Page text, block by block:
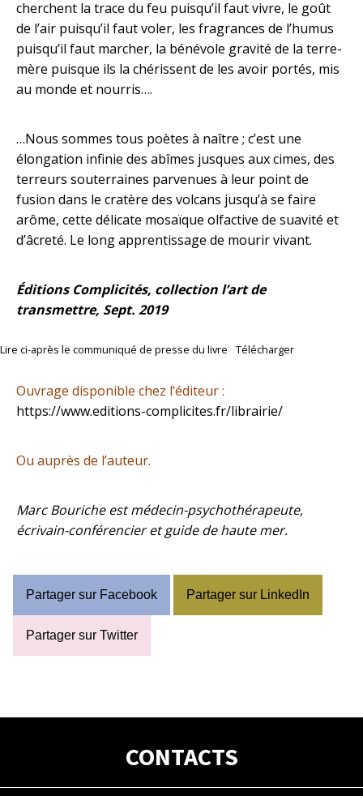
cherchent la trace du feu puisqu’il faut vivre, le goût
de l’air puisqu’il faut voler, les fragrances de l’humus
puisqu’il faut marcher, la bénévole gravité de la terre-
mère puisque ils la chérissent de les avoir portés, mis
au monde et nourris….
…Nous sommes tous poètes à naître ; c’est une
élongation infinie des abîmes jusques aux cimes, des
terreurs souterraines parvenues à leur point de
fusion dans le cratère des volcans jusqu’à se faire
arôme, cette délicate mosaïque olfactive de suavité et
d’âcreté. Le long apprentissage de mourir vivant.
Éditions Complicités, collection l’art de
transmettre, Sept. 2019
Lire ci-après le communiqué de presse du livre Télécharger
Ouvrage disponible chez l’éditeur :
https://www.editions-complicites.fr/librairie/
Ou auprès de l’auteur.
Marc Bouriche est médecin-psychothérapeute,
écrivain-conférencier et guide de haute mer.
Partager sur Facebook Partager sur LinkedIn
Partager sur Twitter
CONTACTS